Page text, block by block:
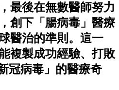
最後在無數醫師努力
創下「腸病毒」醫療
醫治的準則。這一
複製成功經驗、打敗
冠病毒」的醫療奇